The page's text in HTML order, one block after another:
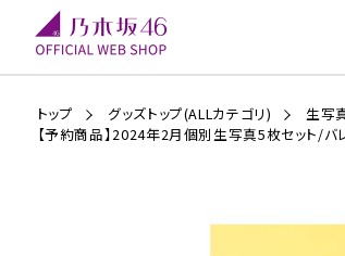
トップ グッズトップ(ALLカテゴリ) 生写
【予約商品】2024年2月個別生写真5枚セット/バ